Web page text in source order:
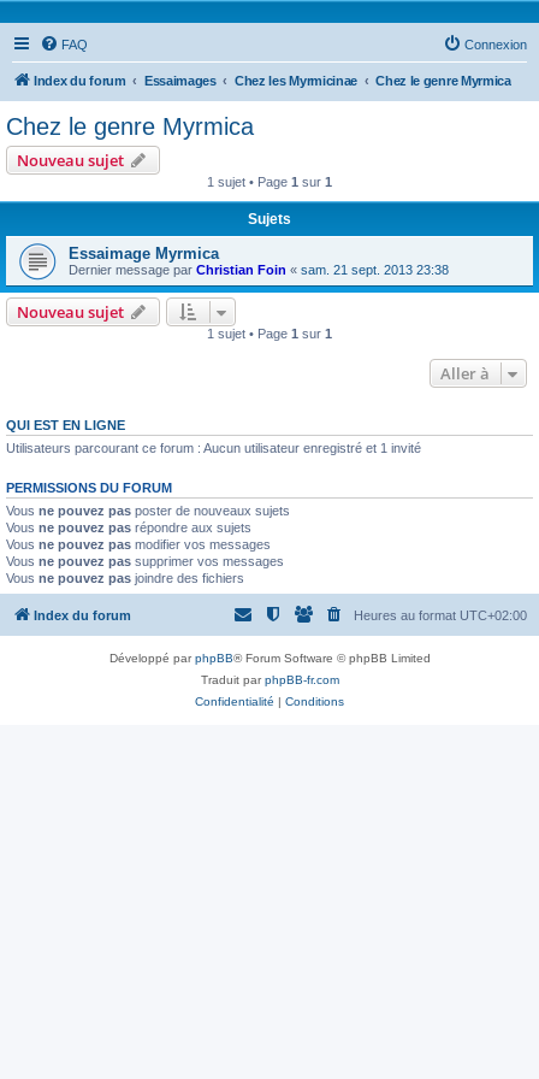
FAQ Connexion
Index du forum Essaimages Chez les Myrmicinae Chez le genre Myrmica
Chez le genre Myrmica
Nouveau sujet
1 sujet • Page 1 sur 1
Sujets
Essaimage Myrmica
Dernier message par Christian Foin « sam. 21 sept. 2013 23:38
Nouveau sujet
1 sujet • Page 1 sur 1
Aller à
QUI EST EN LIGNE
Utilisateurs parcourant ce forum : Aucun utilisateur enregistré et 1 invité
PERMISSIONS DU FORUM
Vous ne pouvez pas poster de nouveaux sujets
Vous ne pouvez pas répondre aux sujets
Vous ne pouvez pas modifier vos messages
Vous ne pouvez pas supprimer vos messages
Vous ne pouvez pas joindre des fichiers
Index du forum Heures au format UTC+02:00
Développé parphpBB® Forum Software © phpBB Limited
Traduit parphpBB-fr.com
Confidentialité | Conditions